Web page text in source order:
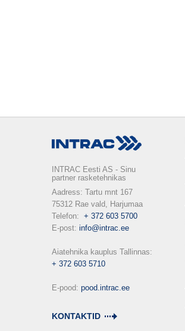
INTRAC Eesti AS - Sinu
partner rasketehnikas
Aadress: Tartu mnt 167
75312 Rae vald, Harjumaa
Telefon: + 372 603 5700
E-post: info@intrac.ee
+ 372 603 5710
E-pood: pood.intrac.ee
KONTAKTID